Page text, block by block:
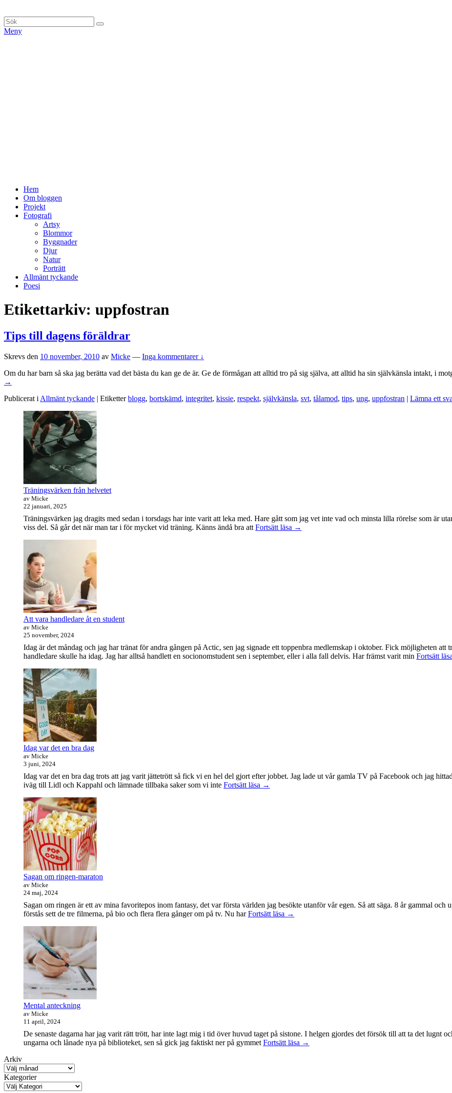
till
innehåll
Sök
efter:
Sök
Meny
Primär
meny
Hem
Om bloggen
Projekt
Fotografi
Artsy
Blommor
Byggnader
Djur
Natur
Porträtt
Allmänt tyckande
Poesi
Etikettarkiv: uppfostran
Tips till dagens föräldrar
Skrevs den 10 november, 2010 av Micke — Inga kommentarer ↓
Om du har barn så ska jag berätta vad det bästa du kan ge de är. Ge de förmågan att alltid tro på sig själva, att alltid ha sin självkänsla intakt, i
→
Publicerat i Allmänt tyckande | Etiketter blogg, bortskämd, integritet, kissie, respekt, självkänsla, svt, tålamod, tips, ung, uppfostran | Lämna ett
Primära
sidofältet
Widget
område
Träningsvärken från helvetet
av Micke
22 januari, 2025
Träningsvärken jag dragits med sedan i torsdags har inte varit att leka med. Hare gått som jag vet inte vad och minsta lilla rörelse som är
viss del. Så går det när man tar i för mycket vid träning. Känns ändå bra att Fortsätt läsa Träningsvärken
→
Att vara handledare åt en student
av Micke
25 november, 2024
Idag är det måndag och jag har tränat för andra gången på Actic, sen jag signade ett toppenbra medlemskap i oktober. Fick möjligheten
handledare skulle ha idag. Jag har alltså handlett en socionomstudent sen i september, eller i alla fall delvis. Har främst varit min Fortsätt läsa
Idag var det en bra dag
av Micke
3 juni, 2024
Idag var det en bra dag trots att jag varit jättetrött så fick vi en hel del gjort efter jobbet. Jag lade ut vår gamla TV på Facebook och jag
iväg till Lidl och Kappahl och lämnade tillbaka saker som vi inte Fortsätt läsa Idag
→
Sagan om ringen-maraton
av Micke
24 maj, 2024
Sagan om ringen är ett av mina favoritepos inom fantasy, det var första världen jag besökte utanför vår egen. Så att säga. 8 år gammal och
förstås sett de tre filmerna, på bio och flera flera gånger om på tv. Nu harFortsätt läsa Sagan
→
Mental anteckning
av Micke
11 april, 2024
De senaste dagarna har jag varit rätt trött, har inte lagt mig i tid över huvud taget på sistone. I helgen gjordes det försök till att ta det lugnt
ungarna och lånade nya på biblioteket, sen så gick jag faktiskt ner på gymmet Fortsätt läsa Mental
→
Arkiv
Kategorier